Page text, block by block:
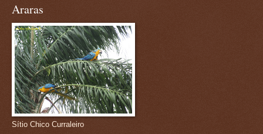
Araras
Sítio Chico Curraleiro